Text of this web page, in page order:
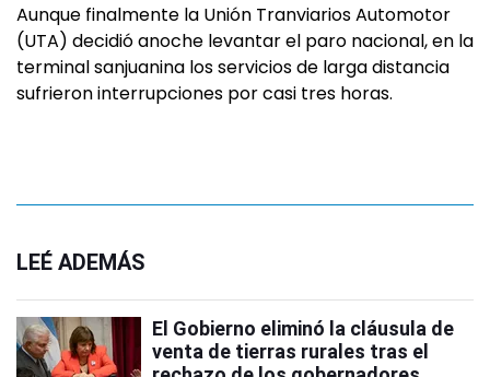
Aunque finalmente la Unión Tranviarios Automotor
(UTA) decidió anoche levantar el paro nacional, en la
terminal sanjuanina los servicios de larga distancia
sufrieron interrupciones por casi tres horas.
LEÉ ADEMÁS
El Gobierno eliminó la cláusula de
venta de tierras rurales tras el